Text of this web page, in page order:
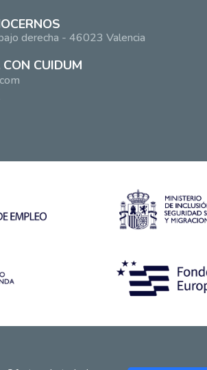
derecha - 46023 Valencia
CUIDUM